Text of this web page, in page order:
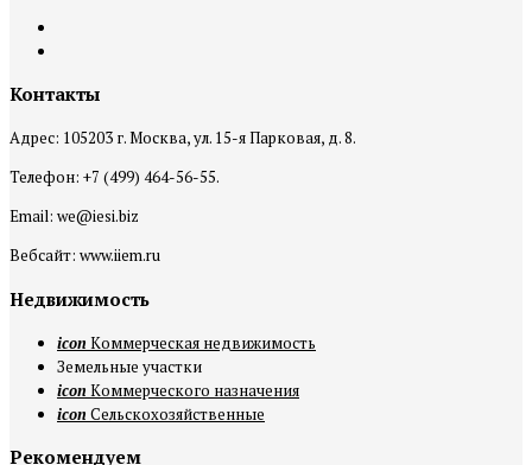
Контакты
Адрес: 105203 г. Москва, ул. 15-я Парковая, д. 8.
Телефон: +7 (499) 464-56-55.
Email: we@iesi.biz
Вебсайт: www.iiem.ru
Недвижимость
icon Коммерческая недвижимость
Земельные участки
icon Коммерческого назначения
icon Сельскохозяйственные
Рекомендуем